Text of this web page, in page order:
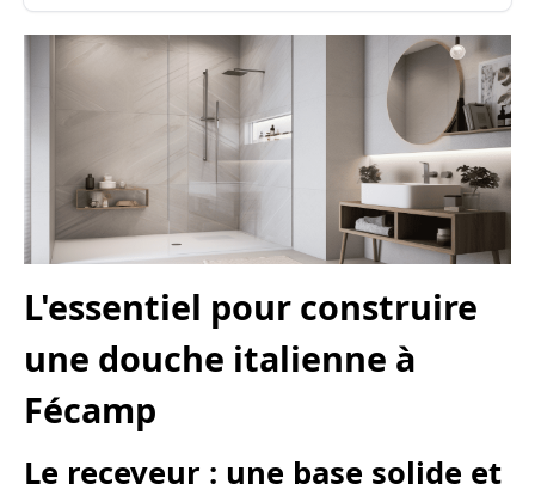
L'essentiel pour construire
une douche italienne à
Fécamp
Le receveur : une base solide et